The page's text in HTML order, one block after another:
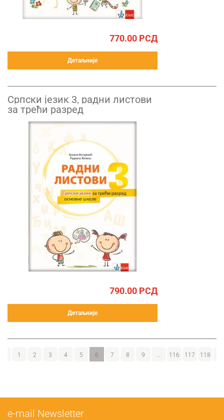
770.00 РСД
Детаљније
Српски језик 3, радни листови
за трећи разред
790.00 РСД
Детаљније
1 2 3 4 5 6 7 8 9 116 117 118
е-mail Newsletter